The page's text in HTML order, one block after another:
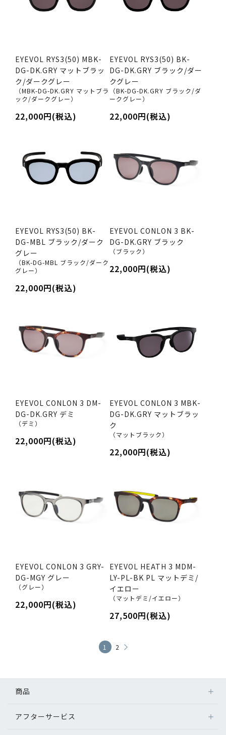
EYEVOL RYS3(50) MBK-
DG-DK.GRY マットブラッ
ク/ダークグレー
（MBK-DG-DK.GRY マットブラ
ック/ダークグレー）
22,000円(税込)
EYEVOL RYS3(50) BK-
DG-DK.GRY ブラック/ダー
クグレー
（BK-DG-DK.GRY ブラック/ダ
ークグレー）
22,000円(税込)
EYEVOL RYS3(50) BK-
DG-MBL ブラック/ダーク
グレー
（BK-DG-MBL ブラック/ダーク
グレー）
22,000円(税込)
EYEVOL CONLON 3 BK-
DG-DK.GRY ブラック
（ブラック）
22,000円(税込)
EYEVOL CONLON 3 DM-
DG-DK.GRY デミ
（デミ）
22,000円(税込)
EYEVOL CONLON 3 MBK-
DG-DK.GRY マットブラッ
ク
（マットブラック）
22,000円(税込)
EYEVOL CONLON 3 GRY-
DG-MGY グレー
（グレー）
22,000円(税込)
EYEVOL HEATH 3 MDM-
LY-PL-BK PL マットデミ/
イエロー
（マットデミ/イエロー）
27,500円(税込)
1 2
商品
アフターサービス